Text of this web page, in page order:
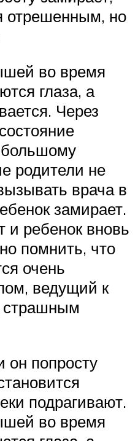
отрешенным, но
во время
глаза, а
Через
большому
родители не
врача в
замирает.
и ребенок вновь
помнить, что
очень
ведущий к
страшным
он попросту
подрагивают.
во время